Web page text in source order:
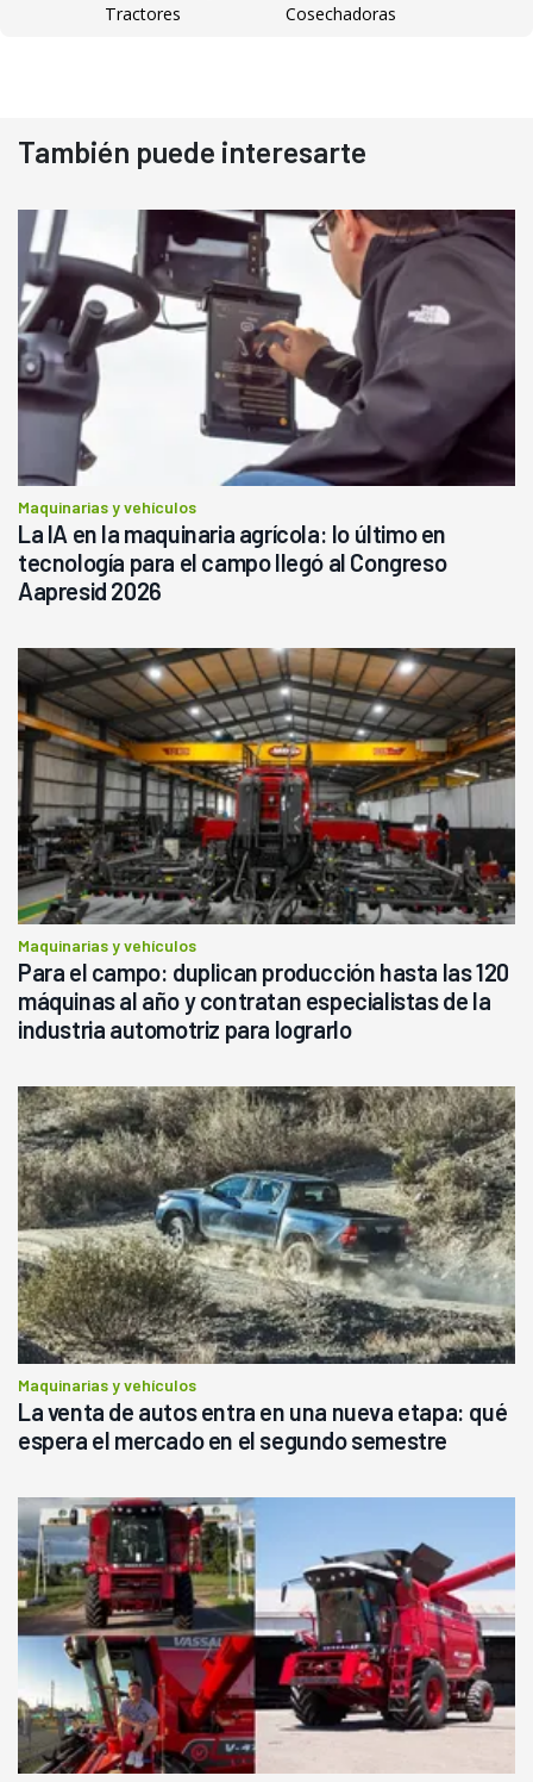
Tractores
Cosechadoras
También puede interesarte
Maquinarias y vehículos
La IA en la maquinaria agrícola: lo último en
tecnología para el campo llegó al Congreso
Aapresid 2026
Maquinarias y vehículos
Para el campo: duplican producción hasta las 120
máquinas al año y contratan especialistas de la
industria automotriz para lograrlo
Maquinarias y vehículos
La venta de autos entra en una nueva etapa: qué
espera el mercado en el segundo semestre